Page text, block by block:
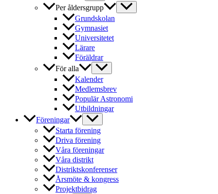
Per åldersgrupp
Grundskolan
Gymnasiet
Universitetet
Lärare
Föräldrar
För alla
Kalender
Medlemsbrev
Populär Astronomi
Utbildningar
Föreningar
Starta förening
Driva förening
Våra föreningar
Våra distrikt
Distriktskonferenser
Årsmöte & kongress
Projektbidrag